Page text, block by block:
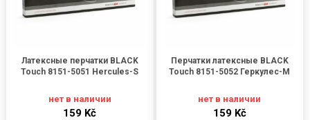
Латексные перчатки BLACK
Touch 8151-5051 Hercules-S
нет в наличии
159 Kč
Перчатки латексные BLACK
Touch 8151-5052 Геркулес-М
нет в наличии
159 Kč